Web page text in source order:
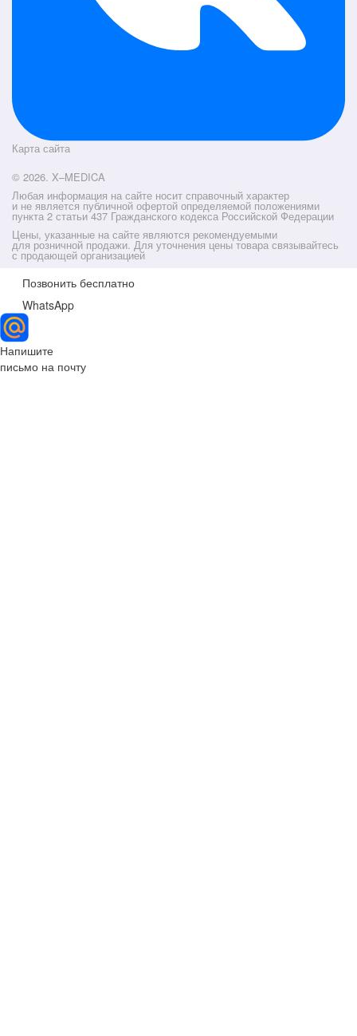
Карта сайта
© 2026. X–MEDICA
Любая информация на сайте носит справочный характер
и не является публичной офертой определяемой положениями
пункта 2 статьи 437 Гражданского кодекса Российской Федерации
Цены, указанные на сайте являются рекомендуемыми
для розничной продажи. Для уточнения цены товара связывайтесь
с продающей организацией
Позвонить бесплатно
WhatsApp
Напишите
письмо на почту